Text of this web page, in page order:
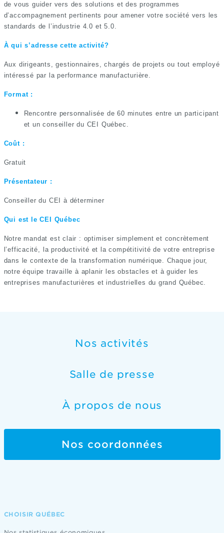
de vous guider vers des solutions et des programmes
d’accompagnement pertinents pour amener votre société vers les
standards de l’industrie 4.0 et 5.0.
À qui s’adresse cette activité?
Aux dirigeants, gestionnaires, chargés de projets ou tout employé
intéressé par la performance manufacturière.
Format :
Rencontre personnalisée de 60 minutes entre un participant
et un conseiller du CEI Québec.
Coût :
Gratuit
Présentateur :
Conseiller du CEI à déterminer
Qui est le CEI Québec
Notre mandat est clair : optimiser simplement et concrètement
l’efficacité, la productivité et la compétitivité de votre entreprise
dans le contexte de la transformation numérique. Chaque jour,
notre équipe travaille à aplanir les obstacles et à guider les
entreprises manufacturières et industrielles du grand Québec.
Nos activités
Salle de presse
À propos de nous
Nos coordonnées
CHOISIR QUÉBEC